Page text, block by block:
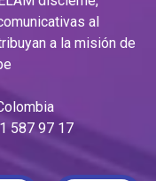
al
a la misión de
587 97 17